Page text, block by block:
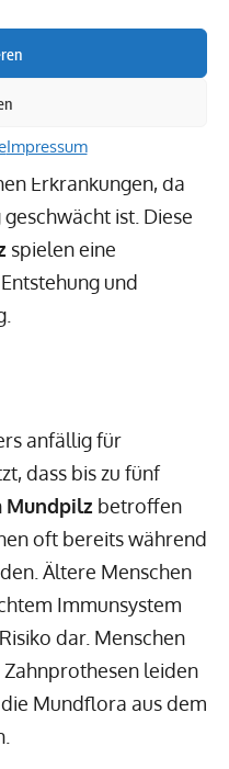
Impressum
oft durch Candida
vor allem bestimmte
ältere Erwachsene
Erkrankungen, da
ist. Diese
spielen eine
und
anfällig für
dass bis zu fünf
Mundpilz betroffen
oft bereits während
Ältere Menschen
Immunsystem
dar. Menschen
leiden
Mundflora aus dem